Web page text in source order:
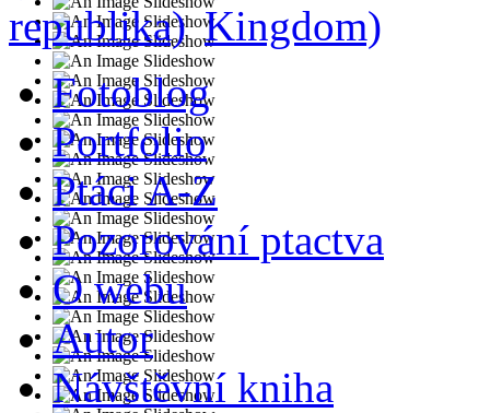
Fotoblog
Portfolio
Ptáci A-Z
Pozorování ptactva
O webu
Autor
Návštěvní kniha